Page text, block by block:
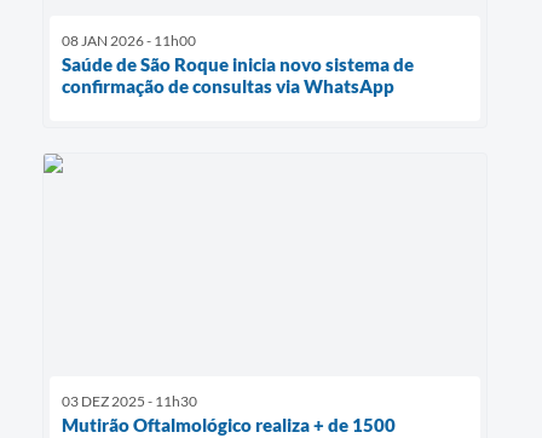
08 JAN 2026 - 11h00
Saúde de São Roque inicia novo sistema de
confirmação de consultas via WhatsApp
03 DEZ 2025 - 11h30
Mutirão Oftalmológico realiza + de 1500